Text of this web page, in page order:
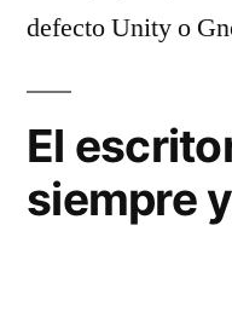
defecto Unity o
El
siempre